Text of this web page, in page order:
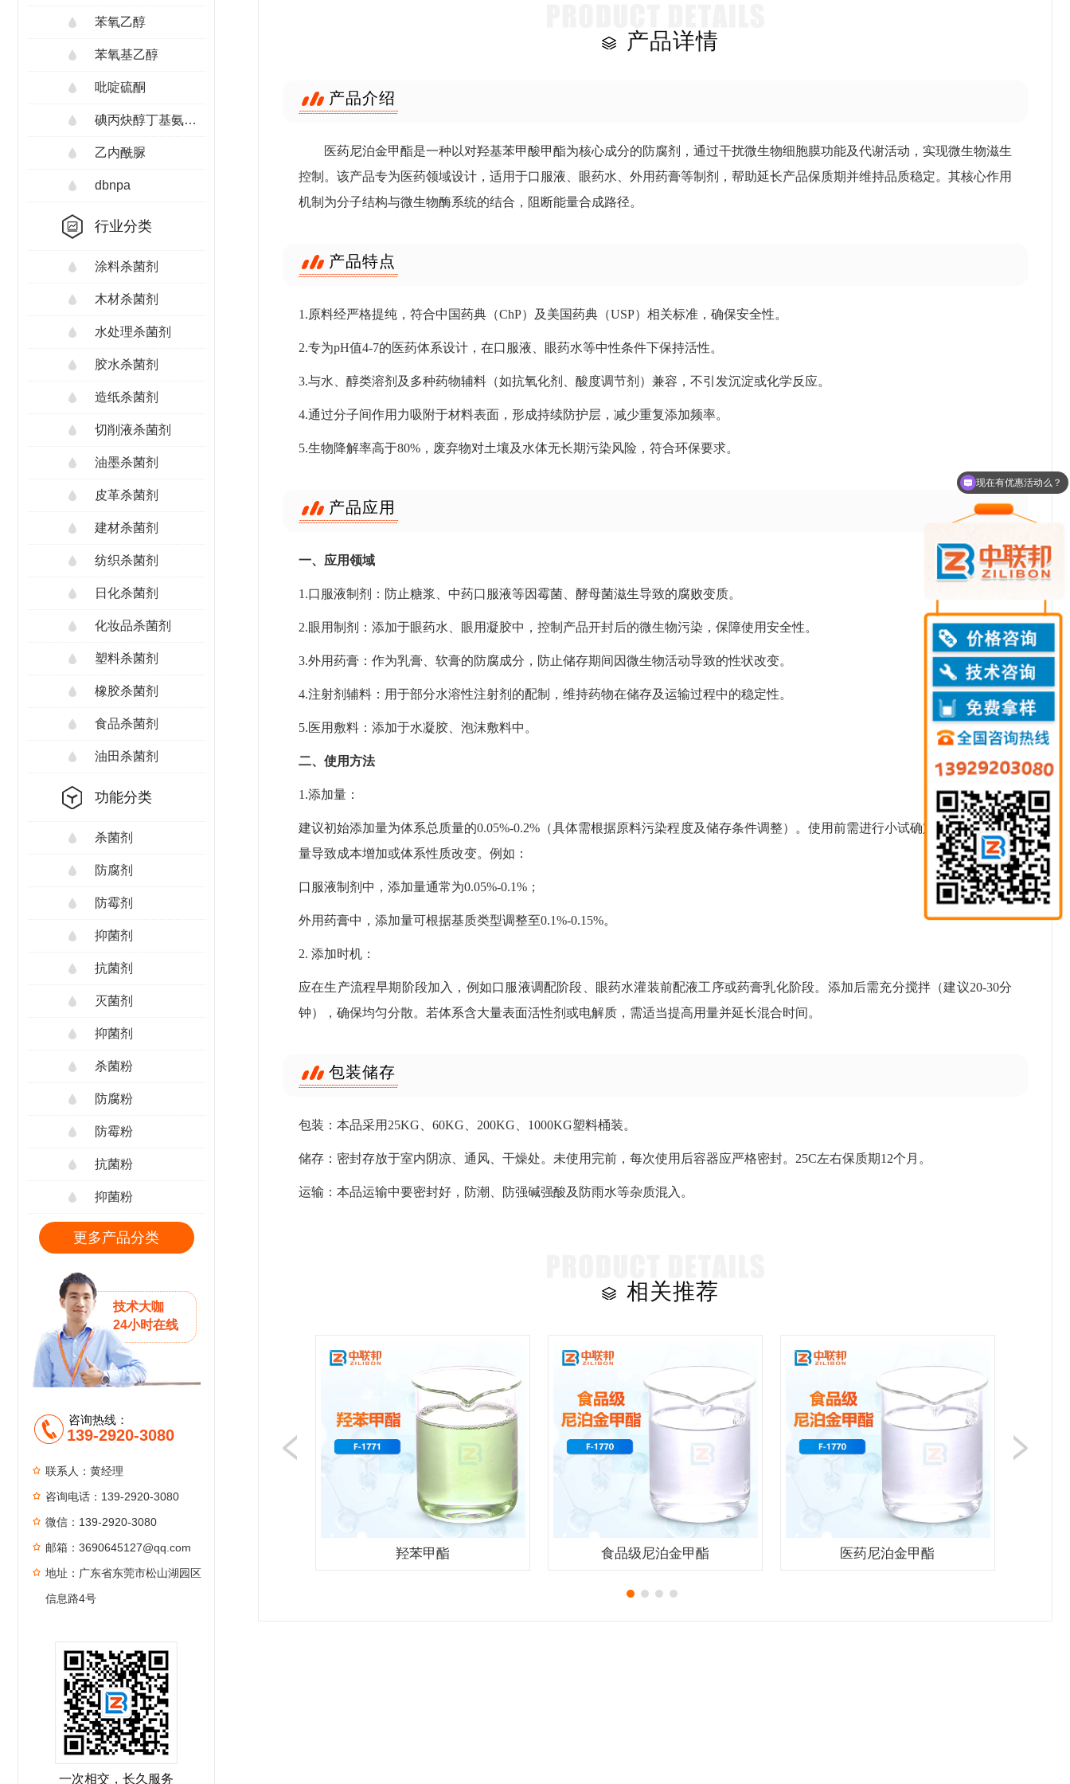
苯氧乙醇
苯氧基乙醇
吡啶硫酮
碘丙炔醇丁基氨甲酸酯
乙内酰脲
dbnpa
行业分类
涂料杀菌剂
木材杀菌剂
水处理杀菌剂
胶水杀菌剂
造纸杀菌剂
切削液杀菌剂
油墨杀菌剂
皮革杀菌剂
建材杀菌剂
纺织杀菌剂
日化杀菌剂
化妆品杀菌剂
塑料杀菌剂
橡胶杀菌剂
食品杀菌剂
油田杀菌剂
功能分类
杀菌剂
防腐剂
防霉剂
抑菌剂
抗菌剂
灭菌剂
抑菌剂
杀菌粉
防腐粉
防霉粉
抗菌粉
抑菌粉
更多产品分类
技术大咖
24小时在线
咨询热线：
139-2920-3080
联系人：黄经理
咨询电话：139-2920-3080
微信：139-2920-3080
邮箱：3690645127@qq.com
地址：广东省东莞市松山湖园区
信息路4号
一次相交，长久服务
产品详情
产品介绍
医药尼泊金甲酯是一种以对羟基苯甲酸甲酯为核心成分的防腐剂，通过干扰微生物细胞膜功能及代谢活动，实现微生物滋生
控制。该产品专为医药领域设计，适用于口服液、眼药水、外用药膏等制剂，帮助延长产品保质期并维持品质稳定。其核心作用
机制为分子结构与微生物酶系统的结合，阻断能量合成路径。
产品特点
1.原料经严格提纯，符合中国药典（ChP）及美国药典（USP）相关标准，确保安全性。
2.专为pH值4-7的医药体系设计，在口服液、眼药水等中性条件下保持活性。
3.与水、醇类溶剂及多种药物辅料（如抗氧化剂、酸度调节剂）兼容，不引发沉淀或化学反应。
4.通过分子间作用力吸附于材料表面，形成持续防护层，减少重复添加频率。
5.生物降解率高于80%，废弃物对土壤及水体无长期污染风险，符合环保要求。
产品应用
一、应用领域
1.口服液制剂：防止糖浆、中药口服液等因霉菌、酵母菌滋生导致的腐败变质。
2.眼用制剂：添加于眼药水、眼用凝胶中，控制产品开封后的微生物污染，保障使用安全性。
3.外用药膏：作为乳膏、软膏的防腐成分，防止储存期间因微生物活动导致的性状改变。
4.注射剂辅料：用于部分水溶性注射剂的配制，维持药物在储存及运输过程中的稳定性。
5.医用敷料：添加于水凝胶、泡沫敷料中。
二、使用方法
1.添加量：
建议初始添加量为体系总质量的0.05%-0.2%（具体需根据原料污染程度及储存条件调整）。使用前需进行小试确定用量，避免过
量导致成本增加或体系性质改变。例如：
口服液制剂中，添加量通常为0.05%-0.1%；
外用药膏中，添加量可根据基质类型调整至0.1%-0.15%。
2. 添加时机：
应在生产流程早期阶段加入，例如口服液调配阶段、眼药水灌装前配液工序或药膏乳化阶段。添加后需充分搅拌（建议20-30分
钟），确保均匀分散。若体系含大量表面活性剂或电解质，需适当提高用量并延长混合时间。
包装储存
包装：本品采用25KG、60KG、200KG、1000KG塑料桶装。
储存：密封存放于室内阴凉、通风、干燥处。未使用完前，每次使用后容器应严格密封。25C左右保质期12个月。
运输：本品运输中要密封好，防潮、防强碱强酸及防雨水等杂质混入。
相关推荐
羟苯甲酯 食品级尼泊金甲酯 医药尼泊金甲酯
可以介绍下你们的产品么？
现在有优惠活动么？